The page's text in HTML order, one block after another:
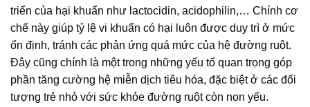
triển của hại khuẩn như lactocidin, acidophilin,… Chính cơ
chế này giúp tỷ lệ vi khuẩn có hại luôn được duy trì ở mức
ổn định, tránh các phản ứng quá mức của hệ đường ruột.
Đây cũng chính là một trong những yếu tố quan trọng góp
phần tăng cường hệ miễn dịch tiêu hóa, đặc biệt ở các đối
tượng trẻ nhỏ với sức khỏe đường ruột còn non yếu.